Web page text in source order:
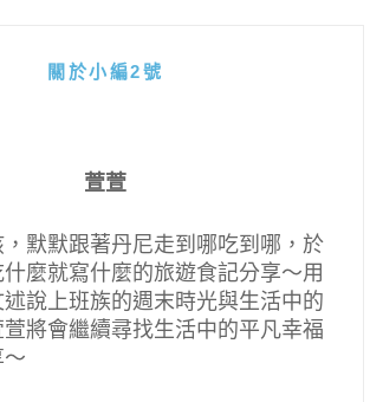
關於小編2號
萱萱
默默跟著丹尼走到哪吃到哪，於
麼就寫什麼的旅遊食記分享～用
說上班族的週末時光與生活中的
將會繼續尋找生活中的平凡幸福